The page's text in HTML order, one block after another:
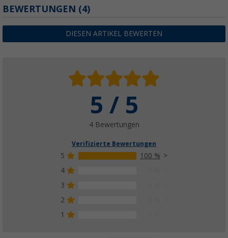
Heringsauszieher
(75)
10,99€
Berger Zeltheringe mit Abspannleine und
( Über
27,99€UVP29,99 €
BEWERTUNGEN (4)
DIESEN ARTIKEL BEWERTEN
5 / 5
4 Bewertungen
Verifizierte Bewertungen
5
100 %
4
3
2
1